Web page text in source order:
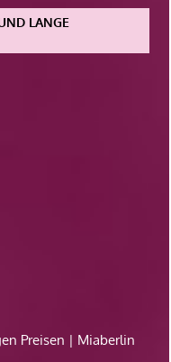
LANGE
Preisen | Miaberlin